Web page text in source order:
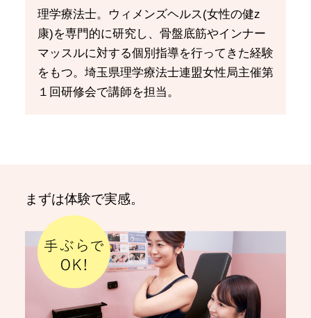
理学療法士。ウィメンズヘルス(女性の健z
康)を専門的に研究し、骨盤底筋やインナー
マッスルに対する個別指導を行ってきた経験
をもつ。埼玉県理学療法士連盟女性局主催第
１回研修会で講師を担当。
まずは体験で実感。